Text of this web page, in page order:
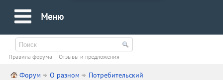
Меню
Правила форума Oтзывы и предложения
Форум О разном Потребительский